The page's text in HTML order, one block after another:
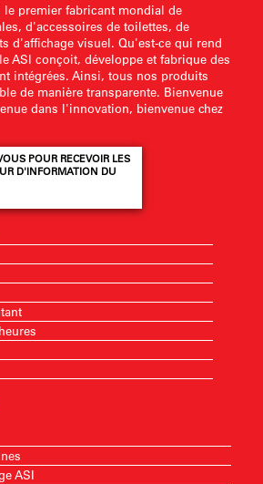
le premier fabricant mondial de
d'accessoires de toilettes, de
d'affichage visuel. Qu'est-ce qui rend
ASI conçoit, développe et fabrique des
intégrées. Ainsi, tous nos produits
de manière transparente. Bienvenue
dans l'innovation, bienvenue chez
POUR RECEVOIR LES
D'INFORMATION DU
ASI